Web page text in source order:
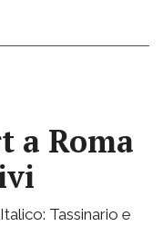
a Roma
Tassinario e